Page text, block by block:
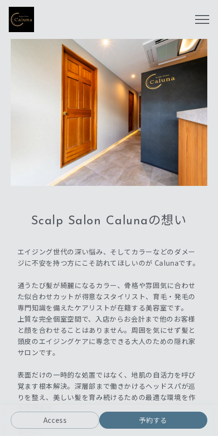
Scalp Salon Calunaの想い
エイジング世代の深い悩み、そしてカラーなどのダメー
ジに不安を持つ方にこそ訪れてほしいのが Calunaです。
通うたび髪が綺麗になるカラー、骨格や雰囲気に合わせ
た似合わせカットが得意なスタイリスト、育毛・発毛の
専門知識を備えたケアリストが在籍する美容室です。
上質な完全個室空間で、入店からお会計まで他のお客様
と顔を合わせることはありません。周囲を気にせず髪と
頭皮のエイジングケアに専念できる大人のための隠れ家
サロンです。
表面だけの一時的な処置ではなく、地肌の自活力を呼び
覚ます根本解決。深層部まで働きかけるヘッドスパが巡
りを整え、美しい髪を育み続けるための最適な環境を作
10年先も笑顔で毎日が輝ける予防美容をここから始めま
せんか。
Access 予約する